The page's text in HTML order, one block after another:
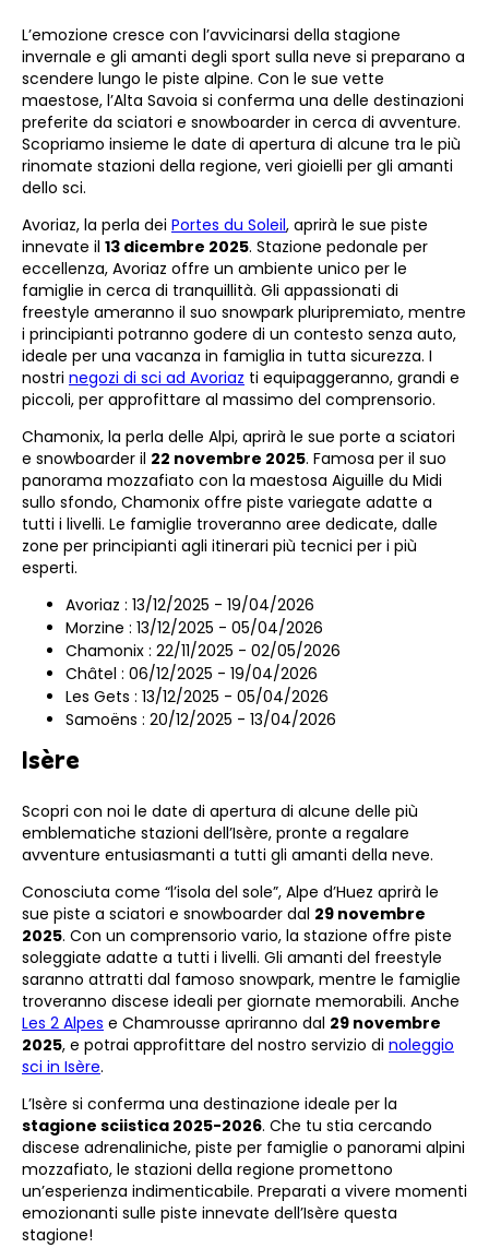
L’emozione cresce con l’avvicinarsi della stagione
invernale e gli amanti degli sport sulla neve si preparano a
scendere lungo le piste alpine. Con le sue vette
maestose, l’Alta Savoia si conferma una delle destinazioni
preferite da sciatori e snowboarder in cerca di avventure.
Scopriamo insieme le date di apertura di alcune tra le più
rinomate stazioni della regione, veri gioielli per gli amanti
dello sci.
Avoriaz, la perla dei Portes du Soleil, aprirà le sue piste
innevate il 13 dicembre 2025. Stazione pedonale per
eccellenza, Avoriaz offre un ambiente unico per le
famiglie in cerca di tranquillità. Gli appassionati di
freestyle ameranno il suo snowpark pluripremiato, mentre
i principianti potranno godere di un contesto senza auto,
ideale per una vacanza in famiglia in tutta sicurezza. I
nostri negozi di sci ad Avoriaz ti equipaggeranno, grandi e
piccoli, per approfittare al massimo del comprensorio.
Chamonix, la perla delle Alpi, aprirà le sue porte a sciatori
e snowboarder il 22 novembre 2025. Famosa per il suo
panorama mozzafiato con la maestosa Aiguille du Midi
sullo sfondo, Chamonix offre piste variegate adatte a
tutti i livelli. Le famiglie troveranno aree dedicate, dalle
zone per principianti agli itinerari più tecnici per i più
esperti.
Avoriaz : 13/12/2025 - 19/04/2026
Morzine : 13/12/2025 - 05/04/2026
Chamonix : 22/11/2025 - 02/05/2026
Châtel : 06/12/2025 - 19/04/2026
Les Gets : 13/12/2025 - 05/04/2026
Samoëns : 20/12/2025 - 13/04/2026
Isère
Scopri con noi le date di apertura di alcune delle più
emblematiche stazioni dell’Isère, pronte a regalare
avventure entusiasmanti a tutti gli amanti della neve.
Conosciuta come “l’isola del sole”, Alpe d’Huez aprirà le
sue piste a sciatori e snowboarder dal 29 novembre
2025. Con un comprensorio vario, la stazione offre piste
soleggiate adatte a tutti i livelli. Gli amanti del freestyle
saranno attratti dal famoso snowpark, mentre le famiglie
troveranno discese ideali per giornate memorabili. Anche
Les 2 Alpes e Chamrousse apriranno dal 29 novembre
2025, e potrai approfittare del nostro servizio di noleggio
sci in Isère.
L’Isère si conferma una destinazione ideale per la
stagione sciistica 2025-2026. Che tu stia cercando
discese adrenaliniche, piste per famiglie o panorami alpini
mozzafiato, le stazioni della regione promettono
un’esperienza indimenticabile. Preparati a vivere momenti
emozionanti sulle piste innevate dell’Isère questa
stagione!